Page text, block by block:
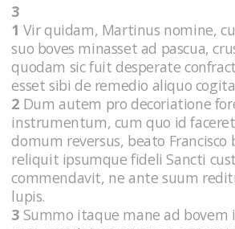
3
1 Vir quidam, Martinus nomine,
suo boves minasset ad pascua,
quodam sic fuit desperate
esset sibi de remedio aliquo
2 Dum autem pro decoriatione
instrumentum, cum quo id
domum reversus, beato Francisco
reliquit ipsumque fideli Sancti
commendavit, ne ante suum
lupis.
3 Summo itaque mane ad bovem